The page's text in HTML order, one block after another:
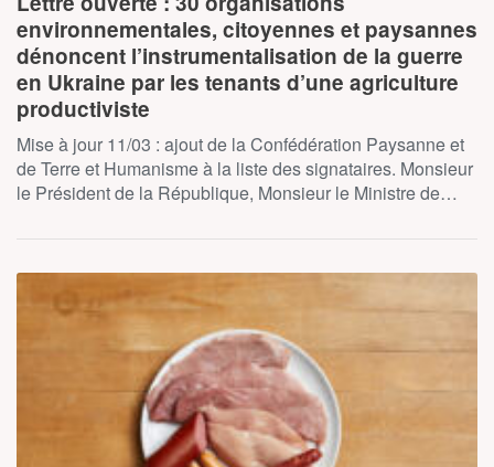
environnementales, citoyennes et paysannes
dénoncent l’instrumentalisation de la guerre
en Ukraine par les tenants d’une agriculture
productiviste
Mise à jour 11/03 : ajout de la Confédération Paysanne et
de Terre et Humanisme à la liste des signataires. Monsieur
le Président de la République, Monsieur le Ministre de…